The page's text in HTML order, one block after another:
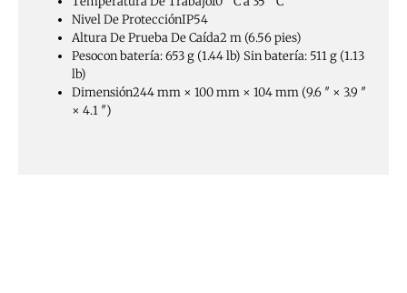
Nivel De ProtecciónIP54
Altura De Prueba De Caída2 m (6.56 pies)
Pesocon batería: 653 g (1.44 lb) Sin batería: 511 g (1.13
lb)
Dimensión244 mm × 100 mm × 104 mm (9.6 ″ × 3.9 ″
× 4.1 ″)